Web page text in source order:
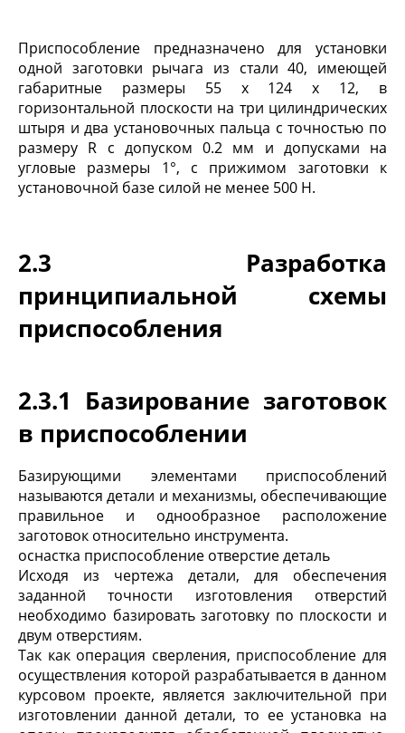
Приспособление предназначено для установки
одной заготовки рычага из стали 40, имеющей
габаритные размеры 55 х 124 х 12, в
горизонтальной плоскости на три цилиндрических
штыря и два установочных пальца с точностью по
размеру R с допуском 0.2 мм и допусками на
угловые размеры 1°, с прижимом заготовки к
установочной базе силой не менее 500 Н.
2.3 Разработка
принципиальной схемы
приспособления
2.3.1 Базирование заготовок
в приспособлении
Базирующими элементами приспособлений
называются детали и механизмы, обеспечивающие
правильное и однообразное расположение
заготовок относительно инструмента.
оснастка приспособление отверстие деталь
Исходя из чертежа детали, для обеспечения
заданной точности изготовления отверстий
необходимо базировать заготовку по плоскости и
двум отверстиям.
Так как операция сверления, приспособление для
осуществления которой разрабатывается в данном
курсовом проекте, является заключительной при
изготовлении данной детали, то ее установка на